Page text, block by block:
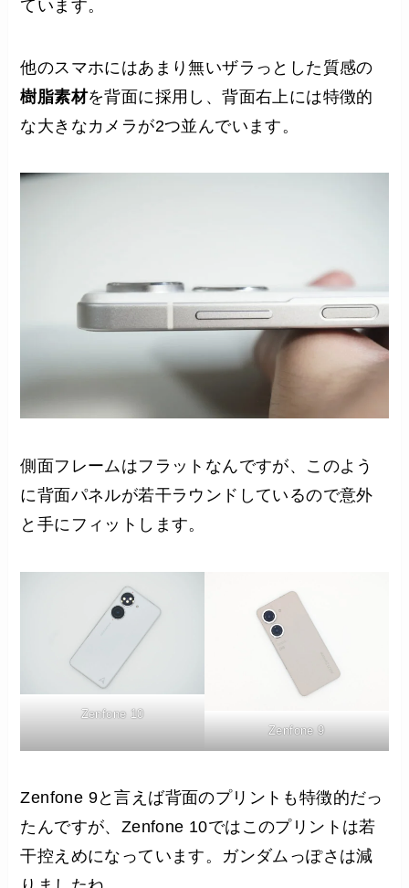
ています。
他のスマホにはあまり無いザラっとした質感の
樹脂素材を背面に採用し、背面右上には特徴的
な大きなカメラが2つ並んでいます。
側面フレームはフラットなんですが、このよう
に背面パネルが若干ラウンドしているので意外
と手にフィットします。
Zenfone 10
Zenfone 9
Zenfone 9と言えば背面のプリントも特徴的だっ
たんですが、Zenfone 10ではこのプリントは若
干控えめになっています。ガンダムっぽさは減